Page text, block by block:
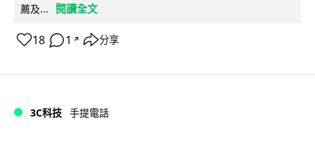
薦及...
閱讀全文
18 1 ↗ 分享
3C科技 手提電話